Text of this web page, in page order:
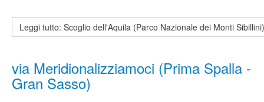
Leggi tutto: Scoglio dell'Aquila (Parco Nazionale dei Monti Sibillini)
via Meridionalizziamoci (Prima Spalla -
Gran Sasso)